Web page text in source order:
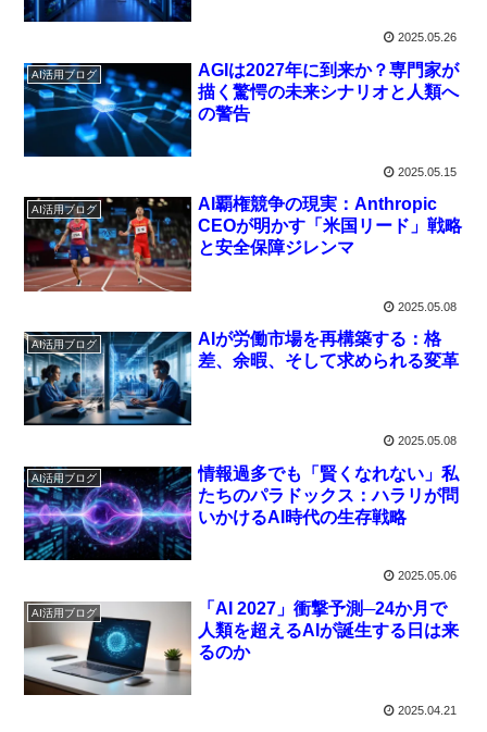
2025.05.26
AI活用ブログ
AGIは2027年に到来か？専門家が
描く驚愕の未来シナリオと人類へ
の警告
2025.05.15
AI活用ブログ
AI覇権競争の現実：Anthropic
CEOが明かす「米国リード」戦略
と安全保障ジレンマ
2025.05.08
AI活用ブログ
AIが労働市場を再構築する：格
差、余暇、そして求められる変革
2025.05.08
AI活用ブログ
情報過多でも「賢くなれない」私
たちのパラドックス：ハラリが問
いかけるAI時代の生存戦略
2025.05.06
AI活用ブログ
「AI 2027」衝撃予測─24か月で
人類を超えるAIが誕生する日は来
るのか
2025.04.21